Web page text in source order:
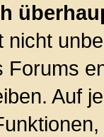
nicht
Forums
Auf